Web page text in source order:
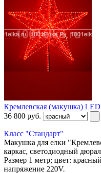
Кремлевская (макушка)
36 800 руб.
Класс "Стандарт"
Макушка для елки
каркас, светодиодный
Размер 1 метр; цвет:
напряжение 220V.